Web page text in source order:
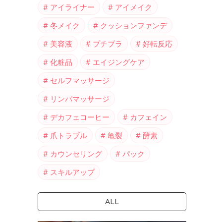
アイライナー
アイメイク
冬メイク
クッションファンデ
美容液
プチプラ
好転反応
化粧品
エイジングケア
セルフマッサージ
リンパマッサージ
デカフェコーヒー
カフェイン
爪トラブル
亀裂
酵素
カウンセリング
パック
スキルアップ
ALL